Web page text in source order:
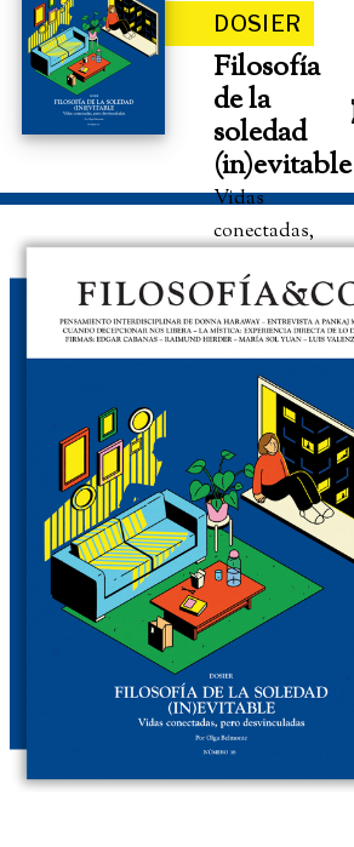
DOSIER
Filosofía
de la
soledad
(in)evitable
Vidas
conectadas,
desvinculadas